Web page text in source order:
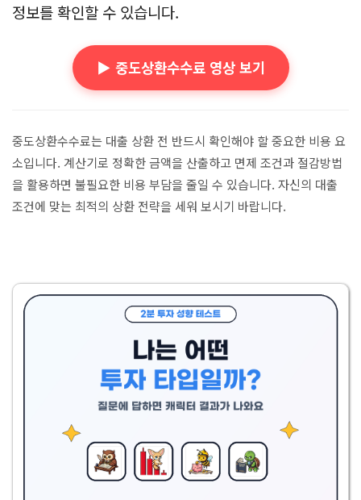
정보를 확인할 수 있습니다.
▶️ 중도상환수수료 영상 보기
중도상환수수료는 대출 상환 전 반드시 확인해야 할 중요한 비용 요
소입니다. 계산기로 정확한 금액을 산출하고 면제 조건과 절감방법
을 활용하면 불필요한 비용 부담을 줄일 수 있습니다. 자신의 대출
조건에 맞는 최적의 상환 전략을 세워 보시기 바랍니다.